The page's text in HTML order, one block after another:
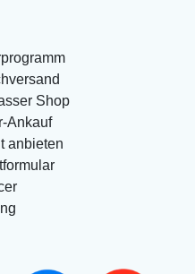
Shop
Ankauf
anbieten